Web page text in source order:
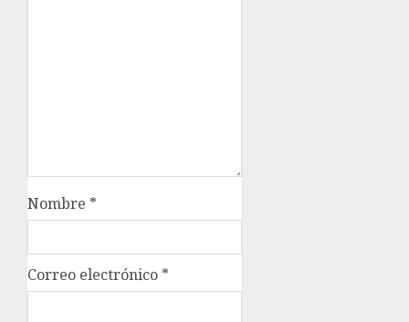
Nombre *
Correo electrónico *